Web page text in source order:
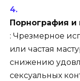
Порнография и
: Чрезмерное
или частая
снижению
сексуальных